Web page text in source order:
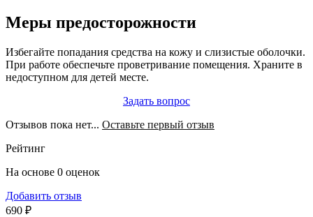
Меры предосторожности
Избегайте попадания средства на кожу и слизистые оболочки.
При работе обеспечьте проветривание помещения. Храните в
недоступном для детей месте.
Задать вопрос
Отзывов пока нет... Оставьте первый отзыв
Рейтинг
На основе 0 оценок
Добавить отзыв
690 ₽